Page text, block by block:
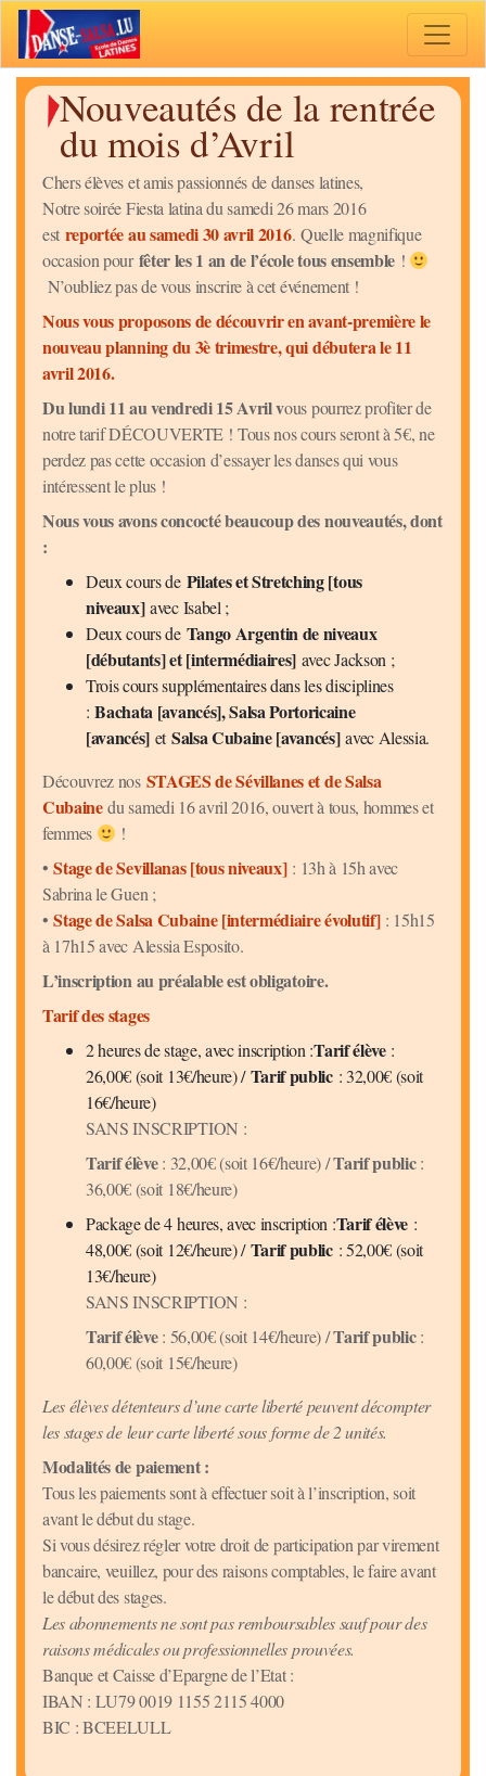
Nouveautés de la rentrée
du mois d’Avril
Chers élèves et amis passionnés de danses latines,
Notre soirée Fiesta latina du samedi 26 mars 2016
est reportée au samedi 30 avril 2016. Quelle magnifique
occasion pourfêter les 1 an de l’école tous ensemble !
N’oubliez pas de vous inscrire à cet événement !
Nous vous proposons de découvrir en avant-première le
nouveau planning du 3è trimestre, qui débutera le 11
avril 2016.
Du lundi 11 au vendredi 15 Avril vous pourrez profiter de
notre tarif DÉCOUVERTE ! Tous nos cours seront à 5€, ne
perdez pas cette occasion d’essayer les danses qui vous
intéressent le plus !
Nous vous avons concocté beaucoup des nouveautés, dont
:
Deux cours de Pilates et Stretching [tous
niveaux]avec Isabel ;
Deux cours de Tango Argentin de niveaux
[débutants] et [intermédiaires] avec Jackson ;
Trois cours supplémentaires dans les disciplines
:Bachata [avancés], Salsa Portoricaine
[avancés] etSalsa Cubaine [avancés]avec Alessia.
Découvrez nos STAGES de Sévillanes et de Salsa
Cubainedu samedi 16 avril 2016, ouvert à tous, hommes et
femmes
!
•Stage de Sevillanas [tous niveaux]: 13h à 15h avec
Sabrina le Guen ;
•Stage de Salsa Cubaine [intermédiaire évolutif] : 15h15
à 17h15 avec Alessia Esposito.
L’inscription au préalable est obligatoire.
Tarif des stages
2 heures de stage, avec inscription :Tarif élève:
26,00€ (soit 13€/heure) /Tarif public: 32,00€ (soit
16€/heure)
SANS INSCRIPTION :
Tarif élève: 32,00€ (soit 16€/heure) /Tarif public:
36,00€ (soit 18€/heure)
Package de 4 heures, avec inscription :Tarif élève :
48,00€ (soit 12€/heure) /Tarif public: 52,00€ (soit
13€/heure)
SANS INSCRIPTION :
Tarif élève: 56,00€ (soit 14€/heure) /Tarif public:
60,00€ (soit 15€/heure)
Les élèves détenteurs d’une carte liberté peuvent décompter
les stages de leur carte liberté sous forme de 2 unités.
Modalités de paiement :
Tous les paiements sont à effectuer soit à l’inscription, soit
avant le début du stage.
Si vous désirez régler votre droit de participation par virement
bancaire, veuillez, pour des raisons comptables, le faire avant
le début des stages.
Les abonnements ne sont pas remboursables sauf pour des
raisons médicales ou professionnelles prouvées.
Banque et Caisse d’Epargne de l’Etat :
IBAN : LU79 0019 1155 2115 4000
BIC : BCEELULL